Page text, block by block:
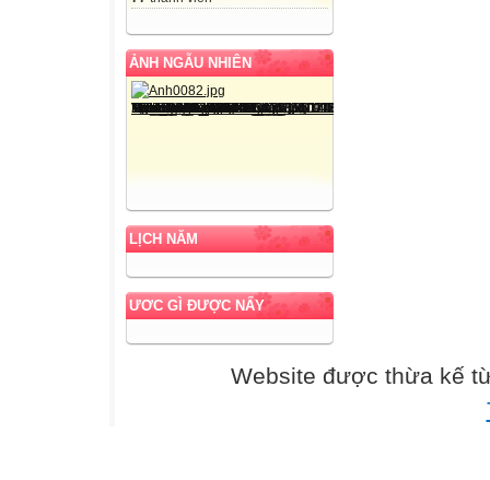
ẢNH NGẪU NHIÊN
LỊCH NĂM
ƯƠC GÌ ĐƯỢC NẤY
Website được thừa kế